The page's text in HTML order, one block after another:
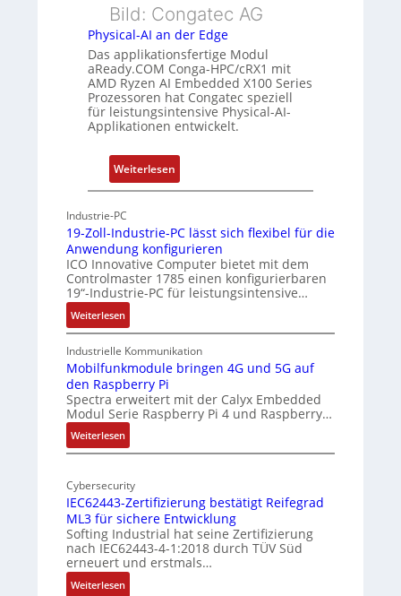
u
n
g
g
h
e
c
a
t
-
r
c
h
t
e
k
t
Bild: Congatec AG
Physical-AI an der Edge
Das applikationsfertige Modul
aReady.COM Conga-HPC/cRX1 mit
AMD Ryzen AI Embedded X100 Series
Prozessoren hat Congatec speziell
für leistungsintensive Physical-AI-
Applikationen entwickelt.
Weiterlesen
P
s
i
c
a
-
A
I
a
n
e
d
g
e
Industrie-PC
19-Zoll-Industrie-PC lässt sich flexibel für die
Anwendung konfigurieren
ICO Innovative Computer bietet mit dem
Controlmaster 1785 einen konfigurierbaren
19“-Industrie-PC für leistungsintensive…
Weiterlesen:
1
9
-
Z
o
l
l
-
n
d
u
s
t
r
i
Industrielle Kommunikation
Mobilfunkmodule bringen 4G und 5G auf
den Raspberry Pi
Spectra erweitert mit der Calyx Embedded
Modul Serie Raspberry Pi 4 und Raspberry…
Weiterlesen:
M
b
i
l
f
u
n
k
Cybersecurity
IEC62443-Zertifizierung bestätigt Reifegrad
ML3 für sichere Entwicklung
Softing Industrial hat seine Zertifizierung
nach IEC62443-4-1:2018 durch TÜV Süd
erneuert und erstmals…
Weiterlesen: